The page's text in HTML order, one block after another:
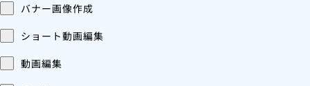
バナー画像作成
ショート動画編集
動画編集